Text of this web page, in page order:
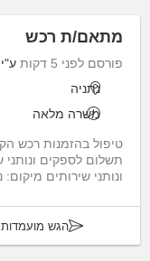
מתאם/ת רכש
פורסם לפני 5 דקות ע"י
נתניה
משרה מלאה
טיפול בהזמנות רכש
תשלום לספקים
ונותני שירותים מיקום:
הגש מועמדות